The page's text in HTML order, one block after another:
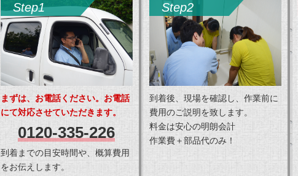
Step1
まずは、お電話ください。お電話
にて対応させていただきます。
0120-335-226
到着までの目安時間や、概算費用
をお伝えします。
Step2
到着後、現場を確認し、作業前に
費用のご説明を致します。
料金は安心の明朗会計
作業費＋部品代のみ！